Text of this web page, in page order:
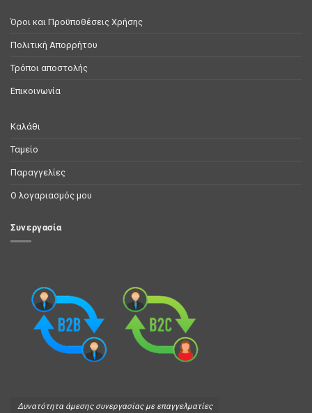
Όροι και Προϋποθέσεις Χρήσης
Πολιτική Απορρήτου
Τρόποι αποστολής
Επικοινωνία
Καλάθι
Ταμείο
Παραγγελίες
Ο λογαριασμός μου
Συνεργασία
Δυνατότητα άμεσης συνεργασίας με επαγγελματίες